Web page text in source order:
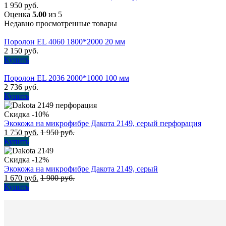
1 950 руб.
Оценка 5.00 из 5
Недавно просмотренные товары
Поролон EL 4060 1800*2000 20 мм
2 150 руб.
Купить
Поролон EL 2036 2000*1000 100 мм
2 736 руб.
Купить
Скидка -10%
Экокожа на микрофибре Дакота 2149, серый перфорация
1 750 руб. 1 950руб.
Купить
Скидка -12%
Экокожа на микрофибре Дакота 2149, серый
1 670 руб. 1 900руб.
Купить